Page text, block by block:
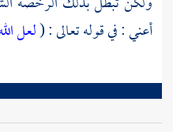
أعني : في قوله تعالى : (لعل